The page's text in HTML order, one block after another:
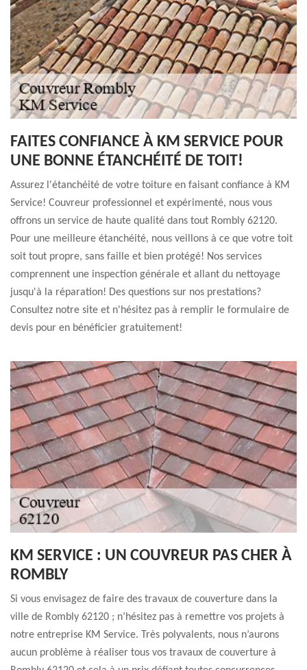
FAITES CONFIANCE À KM SERVICE POUR
UNE BONNE ÉTANCHÉITÉ DE TOIT!
Assurez l'étanchéité de votre toiture en faisant confiance à KM
Service! Couvreur professionnel et expérimenté, nous vous
offrons un service de haute qualité dans tout Rombly 62120.
Pour une meilleure étanchéité, nous veillons à ce que votre toit
soit tout propre, sans faille et bien protégé! Nos services
comprennent une inspection générale et allant du nettoyage
jusqu'à la réparation! Des questions sur nos prestations?
Consultez notre site et n'hésitez pas à remplir le formulaire de
devis pour en bénéficier gratuitement!
KM SERVICE : UN COUVREUR PAS CHER À
ROMBLY
Si vous envisagez de faire des travaux de couverture dans la
ville de Rombly 62120 ; n’hésitez pas à remettre vos projets à
notre entreprise KM Service. Très polyvalents, nous n’aurons
aucun problème à réaliser tous vos travaux de couverture à